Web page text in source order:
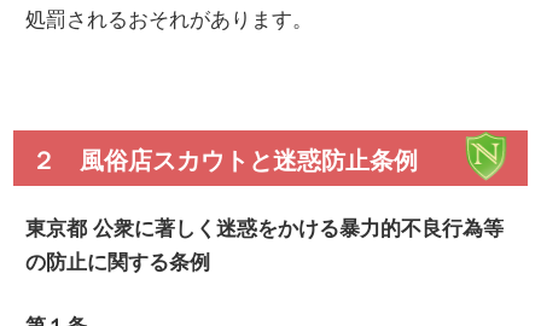
処罰されるおそれがあります。
２ 風俗店スカウトと迷惑防止条例
東京都 公衆に著しく迷惑をかける暴力的不良行為等
の防止に関する条例